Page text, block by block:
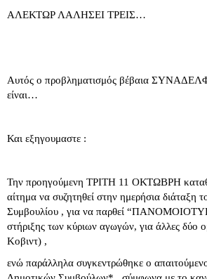
ΑΛΕΚΤΩΡ ΛΑΛΗΣΕΙ ΤΡΕΙΣ…
Αυτός ο προβληματισμός βέβαια
είναι…
Και εξηγουμαστε :
Την προηγούμενη ΤΡΙΤΗ 11 ΟΚΤΩΒΡΗ
αίτημα να συζητηθεί στην ημερήσια διάταξη
Συμβουλίου , για να παρθεί
στήριξης των κύριων αγωγών, για άλλες δύο
Κοβιντ) ,
ενώ παράλληλα συγκεντρώθηκε ο